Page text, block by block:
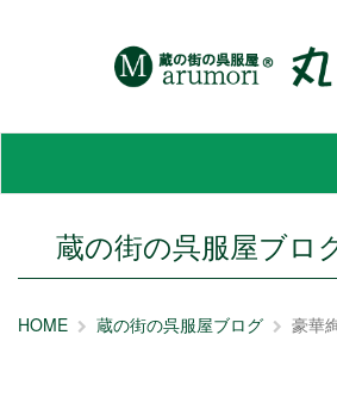
蔵の街の呉服屋ブロ
HOME 蔵の街の呉服屋ブログ 豪華